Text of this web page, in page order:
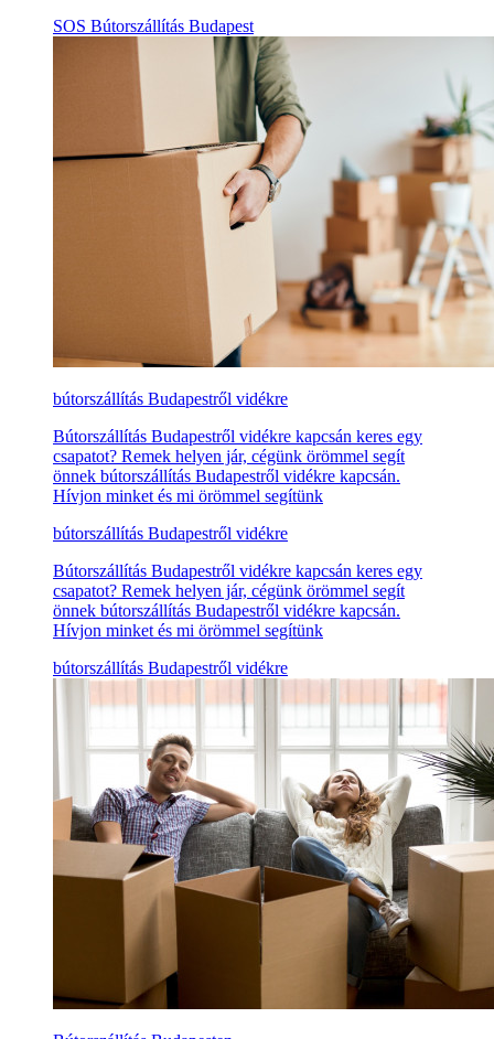
SOS Bútorszállítás Budapest
bútorszállítás Budapestről vidékre
Bútorszállítás Budapestről vidékre kapcsán keres egy
csapatot? Remek helyen jár, cégünk örömmel segít
önnek bútorszállítás Budapestről vidékre kapcsán.
Hívjon minket és mi örömmel segítünk
bútorszállítás Budapestről vidékre
Bútorszállítás Budapestről vidékre kapcsán keres egy
csapatot? Remek helyen jár, cégünk örömmel segít
önnek bútorszállítás Budapestről vidékre kapcsán.
Hívjon minket és mi örömmel segítünk
bútorszállítás Budapestről vidékre